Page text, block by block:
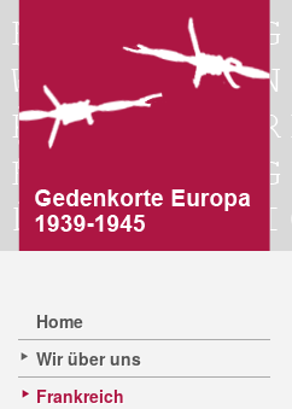
Home
Wir über uns
Frankreich